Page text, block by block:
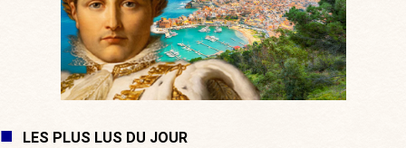
LES PLUS LUS DU JOUR